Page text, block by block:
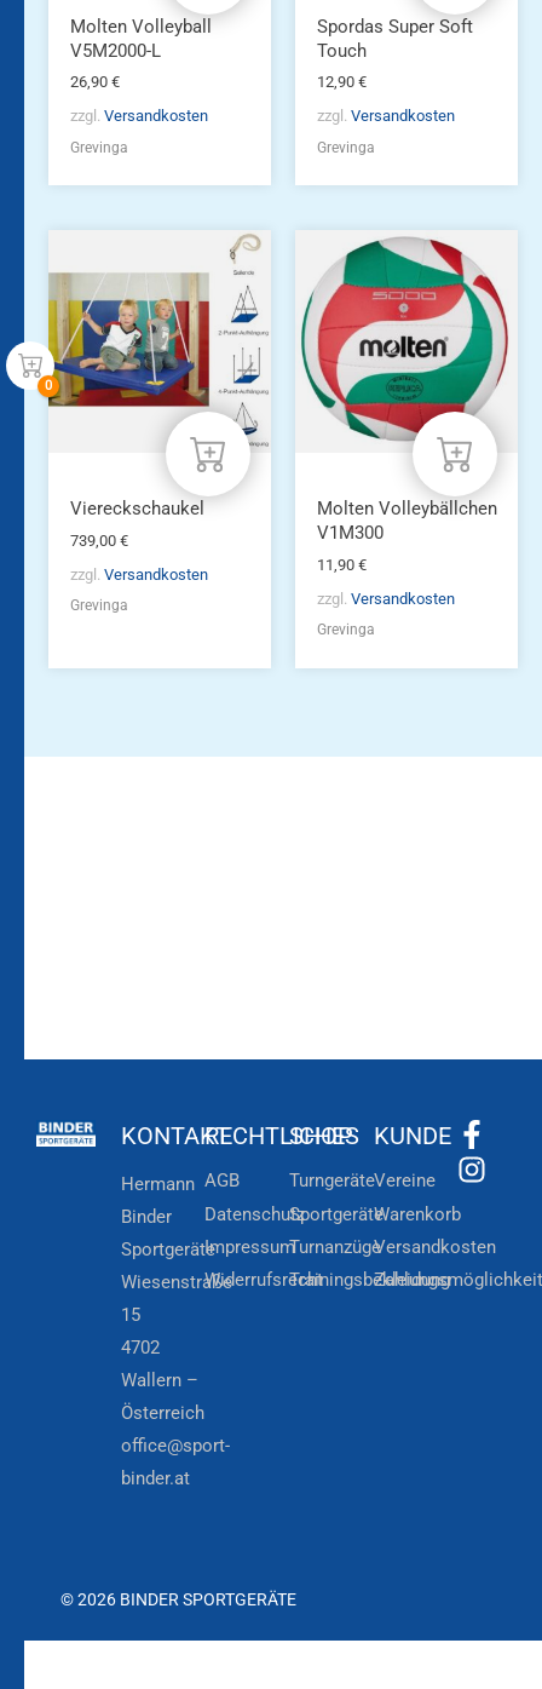
Molten Volleyball
V5M2000-L
26,90 €
zzgl. Versandkosten
Grevinga
Spordas Super Soft
Touch
12,90 €
zzgl. Versandkosten
Grevinga
Viereckschaukel
739,00 €
zzgl. Versandkosten
Grevinga
Molten Volleybällchen
V1M300
11,90 €
zzgl. Versandkosten
Grevinga
KONTAKT
Hermann
Binder
Sportgeräte
Wiesenstraße
15
4702
Wallern –
Österreich
office@sport-
binder.at
RECHTLICHES
AGB
Datenschutz
Impressum
Widerrufsrecht
SHOP
Turngeräte
Sportgeräte
Turnanzüge
Trainingsbekleidung
KUNDE
Vereine
Warenkorb
Versandkosten
© 2026 BINDER SPORTGERÄTE